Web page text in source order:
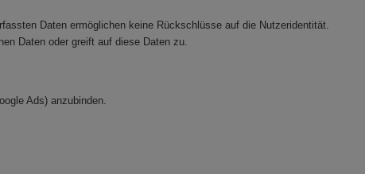
Daten ermöglichen keine Rückschlüsse auf die Nutzeridentität.
Daten oder greift auf diese Daten zu.
Ads) anzubinden.